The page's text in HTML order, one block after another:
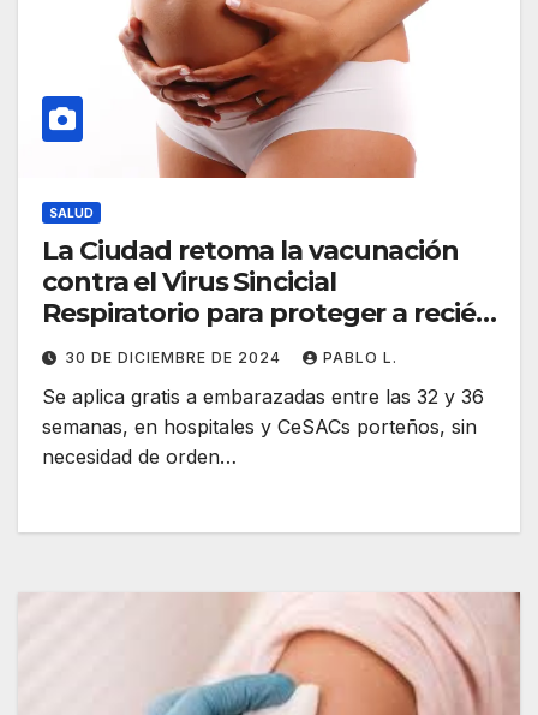
SALUD
La Ciudad retoma la vacunación
contra el Virus Sincicial
Respiratorio para proteger a recién
nacidos
30 DE DICIEMBRE DE 2024 PABLO L.
Se aplica gratis a embarazadas entre las 32 y 36
semanas, en hospitales y CeSACs porteños, sin
necesidad de orden…